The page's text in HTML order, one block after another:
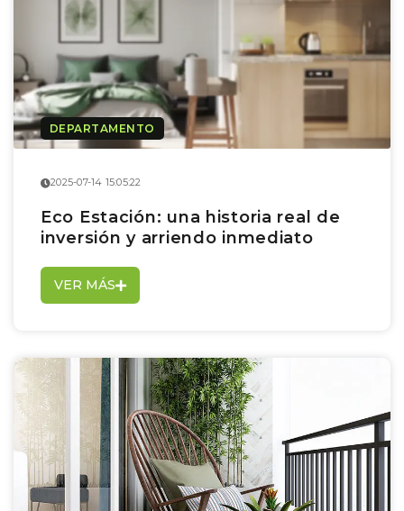
DEPARTAMENTO
2025-07-14 15:05:22
Eco Estación: una historia real de
inversión y arriendo inmediato
VER MÁS